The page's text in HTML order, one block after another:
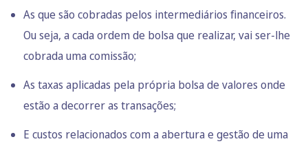
As que são cobradas pelos intermediários financeiros.
Ou seja, a cada ordem de bolsa que realizar, vai ser-lhe
cobrada uma comissão;
As taxas aplicadas pela própria bolsa de valores onde
estão a decorrer as transações;
E custos relacionados com a abertura e gestão de uma